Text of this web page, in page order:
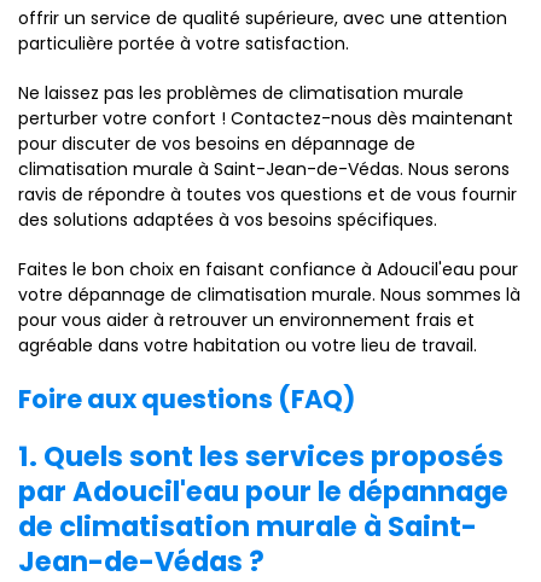
offrir un service de qualité supérieure, avec une attention
particulière portée à votre satisfaction.
Ne laissez pas les problèmes de climatisation murale
perturber votre confort ! Contactez-nous dès maintenant
pour discuter de vos besoins en dépannage de
climatisation murale à Saint-Jean-de-Védas. Nous serons
ravis de répondre à toutes vos questions et de vous fournir
des solutions adaptées à vos besoins spécifiques.
Faites le bon choix en faisant confiance à Adoucil'eau pour
votre dépannage de climatisation murale. Nous sommes là
pour vous aider à retrouver un environnement frais et
agréable dans votre habitation ou votre lieu de travail.
Foire aux questions (FAQ)
1. Quels sont les services proposés
par Adoucil'eau pour le dépannage
de climatisation murale à Saint-
Jean-de-Védas ?